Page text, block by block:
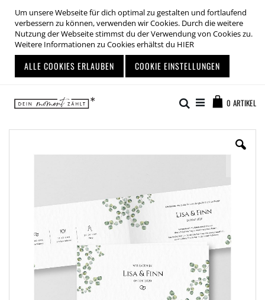
Um unsere Webseite für dich optimal zu gestalten und fortlaufend
verbessern zu können, verwenden wir Cookies. Durch die weitere
Nutzung der Webseite stimmst du der Verwendung von Cookies zu.
Weitere Informationen zu Cookies erhältst du HIER
ALLE COOKIES ERLAUBEN COOKIE EINSTELLUNGEN
Inhalt
springen
0 ARTIKEL
Suche